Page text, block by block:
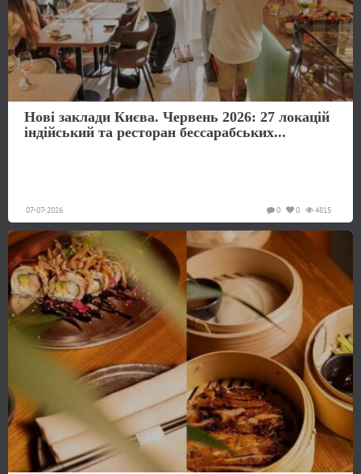
Нові заклади Києва. Червень 2026: 27 локацій
індійський та ресторан бессарабських...
07-07-2026 4815
0
0